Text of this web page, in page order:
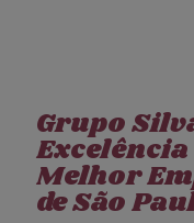
Grupo
Melhor
de São